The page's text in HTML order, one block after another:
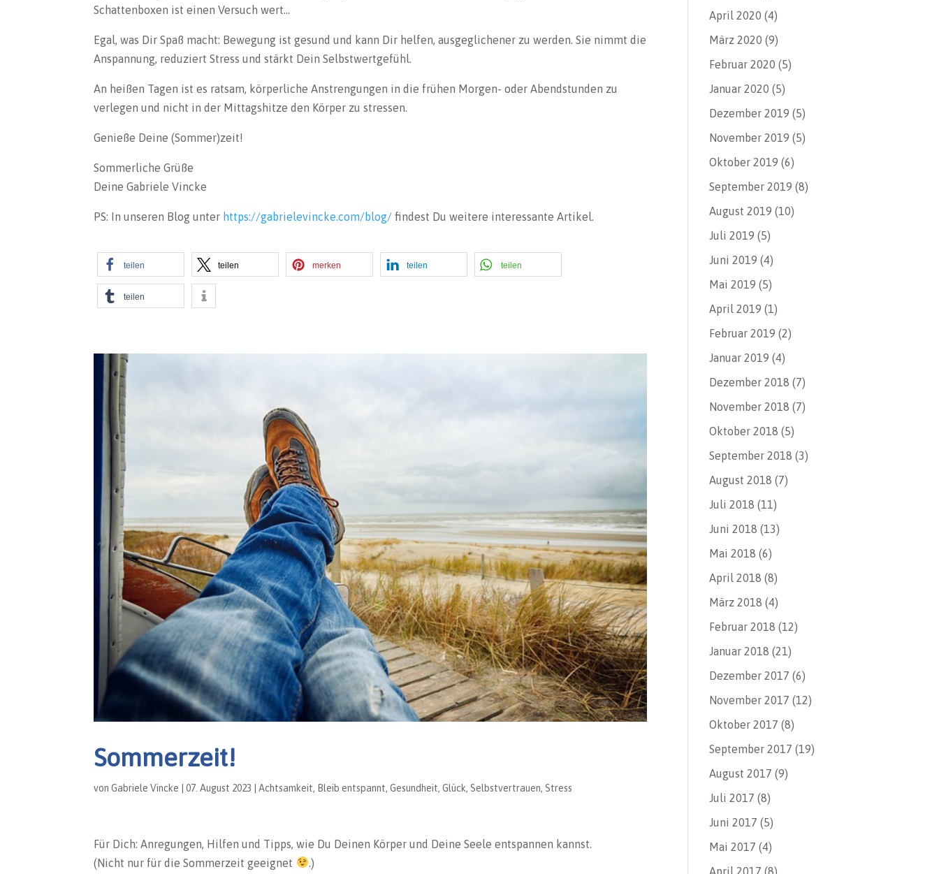
Schattenboxen ist einen Versuch wert…
Egal, was Dir Spaß macht: Bewegung ist gesund und kann Dir helfen, ausgeglichener zu werden. Sie nimmt die
Anspannung, reduziert Stress und stärkt Dein Selbstwertgefühl.
An heißen Tagen ist es ratsam, körperliche Anstrengungen in die frühen Morgen- oder Abendstunden zu
verlegen und nicht in der Mittagshitze den Körper zu stressen.
Genieße Deine (Sommer)zeit!
Sommerliche Grüße
Deine Gabriele Vincke
PS: In unseren Blog unter https://gabrielevincke.com/blog/ findest Du weitere interessante Artikel.
teilen teilen merken teilen teilen
teilen
Sommerzeit!
vonGabriele Vincke |07. August 2023 |Achtsamkeit, Bleib entspannt,Gesundheit,Glück, Selbstvertrauen, Stress
Für Dich: Anregungen, Hilfen und Tipps, wie Du Deinen Körper und Deine Seele entspannen kannst.
(Nicht nur für die Sommerzeit geeignet
.)
April 2020 (4)
März 2020 (9)
Februar 2020 (5)
Januar 2020 (5)
Dezember 2019 (5)
November 2019 (5)
Oktober 2019 (6)
September 2019 (8)
August 2019 (10)
Juli 2019 (5)
Juni 2019 (4)
Mai 2019 (5)
April 2019 (1)
Februar 2019 (2)
Januar 2019 (4)
Dezember 2018 (7)
November 2018 (7)
Oktober 2018 (5)
September 2018 (3)
August 2018 (7)
Juli 2018 (11)
Juni 2018 (13)
Mai 2018 (6)
April 2018 (8)
März 2018 (4)
Februar 2018 (12)
Januar 2018 (21)
Dezember 2017 (6)
November 2017 (12)
Oktober 2017 (8)
September 2017 (19)
August 2017 (9)
Juli 2017 (8)
Juni 2017 (5)
Mai 2017 (4)
April 2017 (8)